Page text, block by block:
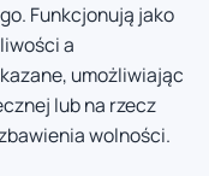
Funkcjonują jako
a
umożliwiając
lub na rzecz
wolności.